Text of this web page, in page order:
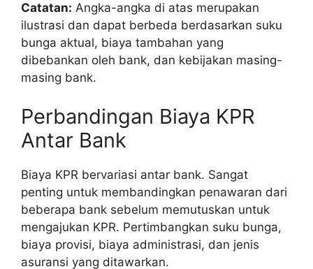
Catatan: Angka-angka di atas merupakan
ilustrasi dan dapat berbeda berdasarkan suku
bunga aktual, biaya tambahan yang
dibebankan oleh bank, dan kebijakan masing-
masing bank.
Perbandingan Biaya KPR
Antar Bank
Biaya KPR bervariasi antar bank. Sangat
penting untuk membandingkan penawaran dari
beberapa bank sebelum memutuskan untuk
mengajukan KPR. Pertimbangkan suku bunga,
biaya provisi, biaya administrasi, dan jenis
asuransi yang ditawarkan.